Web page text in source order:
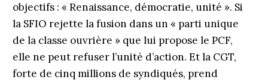
objectifs : « Renaissance, démocratie, unité ». Si
la SFIO rejette la fusion dans un « parti unique
de la classe ouvrière » que lui propose le PCF,
elle ne peut refuser l’unité d’action. Et la CGT,
forte de cinq millions de syndiqués, prend